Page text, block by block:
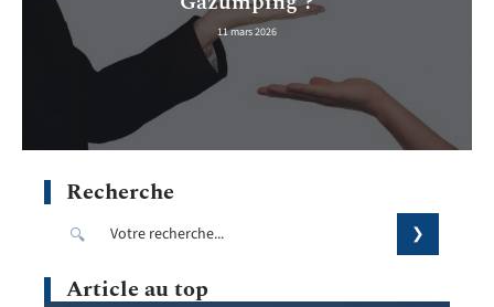
11 mars 2026
Recherche
Article au top